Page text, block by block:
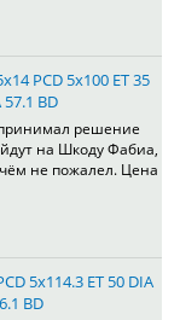
PCD 5x100 ET 35
57.1 BD
решение
на Шкоду Фабиа,
не пожалел. Цена
5x114.3 ET 50 DIA
BD